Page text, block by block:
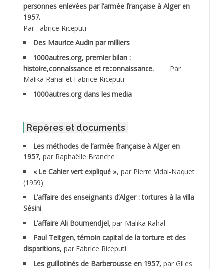
ABDESMED Mohamed ben Kaddour
ABDESSELAMI Kouider
ABDESSLEM Ahmed dit le Coiffeur
ABDOUDOU
ABID Mohamed
ABNOUN Salah
ACHACHE M.*
ACHLAF Ali
ADALMI
ADANE Ramdane *
personnes enlevées par l’armée française à Alger en
1957.
Par Fabrice Riceputi
Des Maurice Audin par milliers
1000autres.org, premier bilan :
histoire,connaissance et reconnaissance.
Par
Malika Rahal et Fabrice Riceputi
1000autres.org dans les media
Repères et documents
Les méthodes de l’armée française à Alger en
1957, par Raphaëlle Branche
« Le Cahier vert expliqué », par Pierre Vidal-Naquet
(1959)
L’affaire des enseignants d’Alger : tortures à la villa
Sésini
L’affaire Ali Boumendjel, par Malika Rahal
Paul Teitgen, témoin capital de la torture et des
disparitions, par Fabrice Riceputi
Les guillotinés de Barberousse en 1957, par Gilles